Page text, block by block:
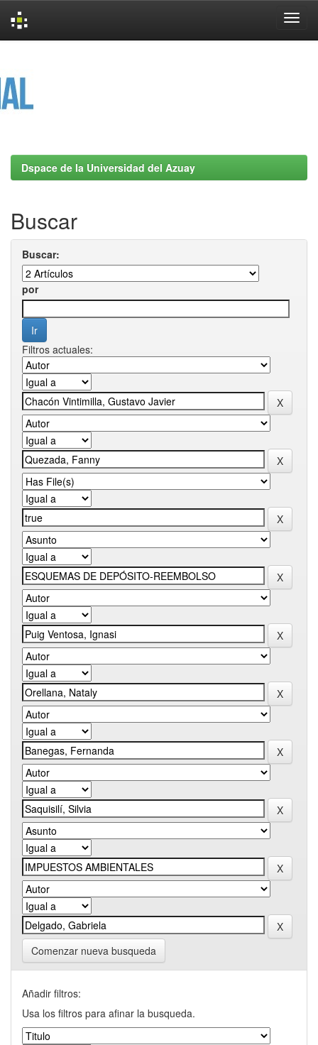
Dspace de la Universidad del Azuay
Buscar
Buscar:
por
Filtros actuales:
Comenzar nueva busqueda
Añadir filtros:
Usa los filtros para afinar la busqueda.